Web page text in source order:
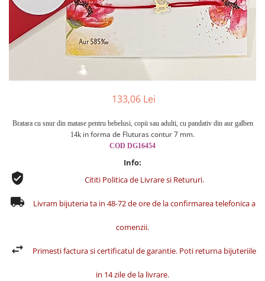
Cercei din aur dama
Cercei de aur lungi cu lant
Cercei din aur tortite
Cercei din aur alb
Cercei aur cu surub
133,06 Lei
Bratara cu snur din matase pentru bebelusi, copii sau adulti, cu pandativ din aur galben
14k in forma de Fluturas contur 7 mm.
COD DG16454
Info:
Cititi Politica de Livrare si Retururi.
Livram bijuteria ta in 48-72 de ore de la confirmarea telefonica a
comenzii.
Primesti factura si certificatul de garantie. Poti returna bijuteriile
in 14 zile de la livrare.